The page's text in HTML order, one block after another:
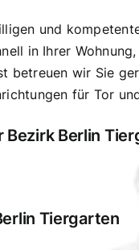
und
in Ihrer
betreuen wir Sie
für Tor
Berlin
Tiergarten